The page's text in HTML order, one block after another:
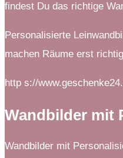
findest Du das richtige
Personalisierte
machen Räume erst
http s://
Wandbilder mit
Wandbilder mit